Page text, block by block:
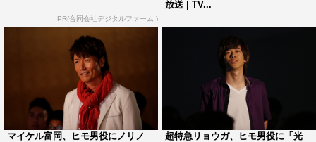
PR(合同会社デジタルファーム )
放送 | TV...
マイケル富岡、ヒモ男役にノリノ
超特急リョウガ、ヒモ男役に「光